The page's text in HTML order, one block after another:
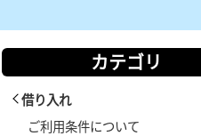
カテゴリ
借り入れ
ご利用条件について